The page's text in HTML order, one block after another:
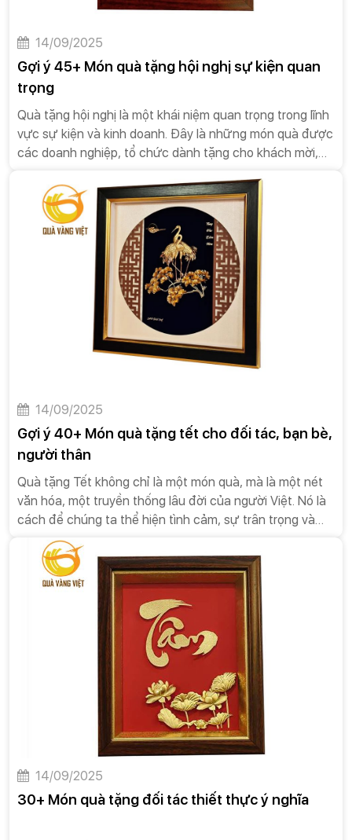
14/09/2025
Gợi ý 45+ Món quà tặng hội nghị sự kiện quan
trọng
Quà tặng hội nghị là một khái niệm quan trọng trong lĩnh
vực sự kiện và kinh doanh. Đây là những món quà được
các doanh nghiệp, tổ chức dành tặng cho khách mời,
hội thảo, tọa đàm, hay các buổi gặp mặt quan trọng.
14/09/2025
Gợi ý 40+ Món quà tặng tết cho đối tác, bạn bè,
người thân
Quà tặng Tết không chỉ là một món quà, mà là một nét
văn hóa, một truyền thống lâu đời của người Việt. Nó là
cách để chúng ta thể hiện tình cảm, sự trân trọng và
những lời chúc tốt đẹp nhất đến người thân, bạn bè,
đồng nghiệp và đối tác.Dưới đây là một số đặc điểm và
ý nghĩa của quà tặng Tết.
14/09/2025
30+ Món quà tặng đối tác thiết thực ý nghĩa